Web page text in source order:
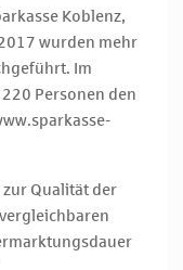
Koblenz,
wurden mehr
Im
Personen den
Qualität der